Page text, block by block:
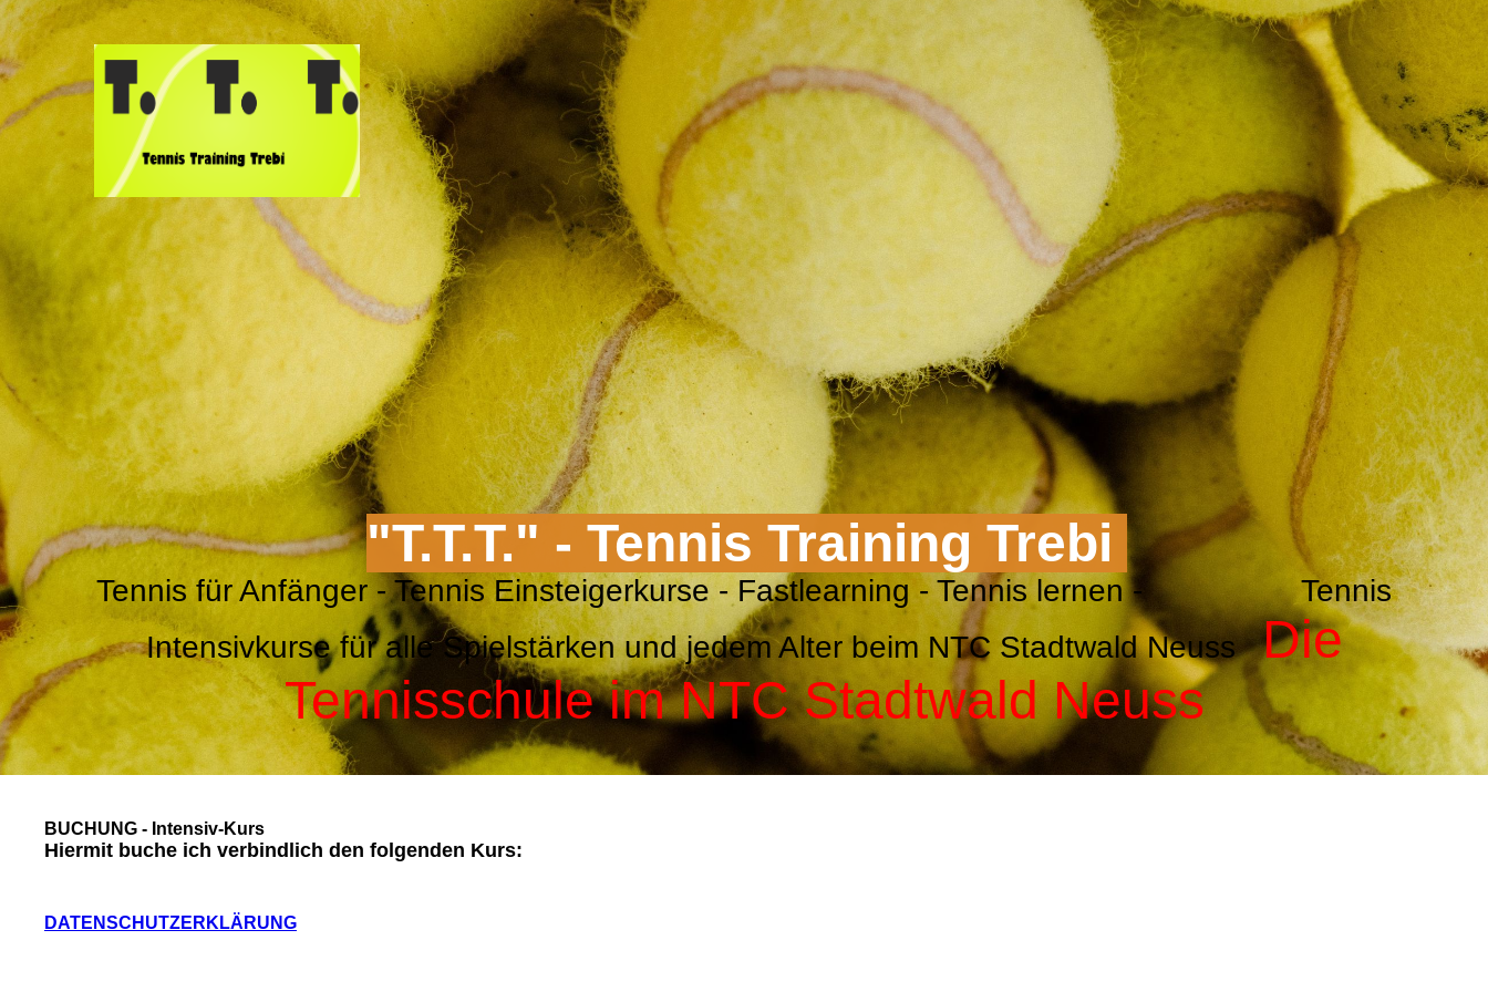
"T.T.T." - Tennis Training Trebi
Tennis für Anfänger - Tennis Einsteigerkurse - Fastlearning - Tennis lernen - Tennis
Intensivkurse für alle Spielstärken und jedem Alter beim NTC Stadtwald NeussDie
Tennisschule im NTC Stadtwald Neuss
BUCHUNG - Intensiv-Kurs
Hiermit buche ich verbindlich den folgenden Kurs:
DATENSCHUTZERKLÄRUNG